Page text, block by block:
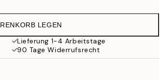
41,95 €
54,45 €
119 €
LEGEN
Lieferung 1-4 Arbeitstage
90 Tage Widerrufsrecht